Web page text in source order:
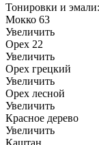
Тонировки и эмали:
Мокко 63
Увеличить
Орех 22
Увеличить
Орех грецкий
Увеличить
Орех лесной
Увеличить
Красное дерево
Увеличить